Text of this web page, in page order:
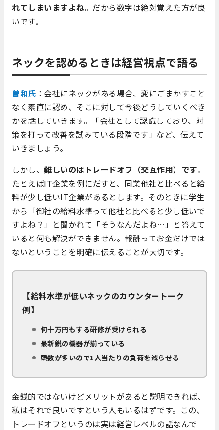
れてしまいますよね。だから数字は絶対覚えた方が良
いです。
ネックを認めるときは経営視点で語る
曽和氏 ：会社にネックがある場合、変にごまかすこと
なく素直に認め、そこに対して今後どうしていくべき
かを話していきます。「会社として認識しており、対
策を打って改善を試みている段階です」など、伝えて
いきましょう。
しかし、 難しいのはトレードオフ（交互作用）です。
たとえばIT企業を例にだすと、同業他社と比べると給
料が少し低いIT企業があるとします。そのときに学生
から「御社の給料水準って他社と比べると少し低いで
すよね？」と聞かれて「そうなんだよね…」と答えて
いると何も解決ができません。報酬ってお金だけでは
ないということを明確に伝えることが大切です。
【給料水準が低いネックのカウンタートーク
例】
何十万円もする研修が受けられる
最新鋭の機器が揃っている
頭数が多いので1人当たりの負荷を減らせる
金銭的ではないけどメリットがあると説明できれば、
私はそれで良いですという人もいるはずです。この、
トレードオフというのは実は経営レベルの話なんで